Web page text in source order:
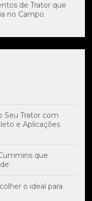
de Trator que
no Campo
Seu Trator com
e Aplicações
que
o ideal para